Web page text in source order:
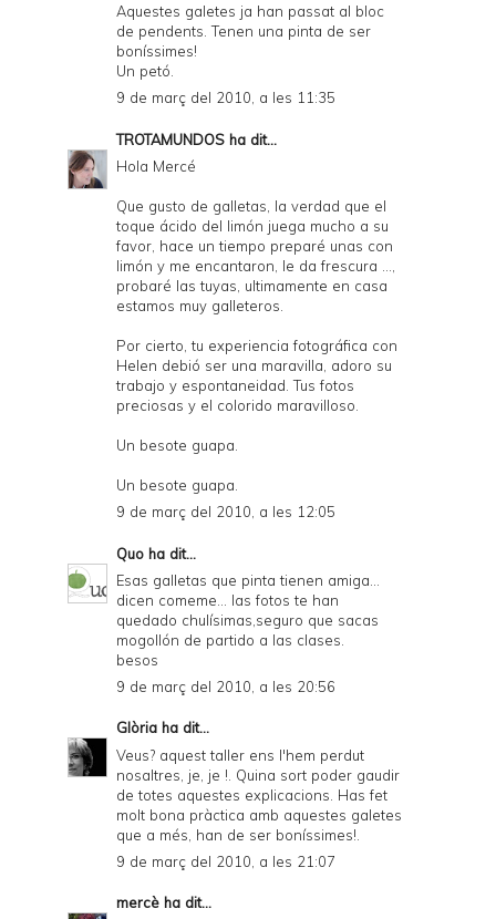
Aquestes galetes ja han passat al bloc
de pendents. Tenen una pinta de ser
boníssimes!
Un petó.
9 de març del 2010, a les 11:35
TROTAMUNDOS ha dit...
Hola Mercé
Que gusto de galletas, la verdad que el
toque ácido del limón juega mucho a su
favor, hace un tiempo preparé unas con
limón y me encantaron, le da frescura ...,
probaré las tuyas, ultimamente en casa
estamos muy galleteros.
Por cierto, tu experiencia fotográfica con
Helen debió ser una maravilla, adoro su
trabajo y espontaneidad. Tus fotos
preciosas y el colorido maravilloso.
Un besote guapa.
Un besote guapa.
9 de març del 2010, a les 12:05
Quo ha dit...
Esas galletas que pinta tienen amiga...
dicen comeme... las fotos te han
quedado chulísimas,seguro que sacas
mogollón de partido a las clases.
besos
9 de març del 2010, a les 20:56
Glòria ha dit...
Veus? aquest taller ens l'hem perdut
nosaltres, je, je !. Quina sort poder gaudir
de totes aquestes explicacions. Has fet
molt bona pràctica amb aquestes galetes
que a més, han de ser boníssimes!.
9 de març del 2010, a les 21:07
mercè ha dit...